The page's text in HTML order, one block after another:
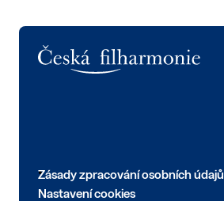
Zásady zpracování osobních údajů
Nastavení cookies